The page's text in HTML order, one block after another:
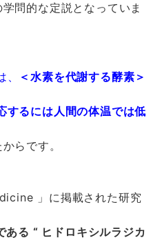
問的な定説となっていま
＜水素を代謝する酵素＞
するには人間の体温では低
らです。
」に掲載された研究
ある “ ヒドロキシルラジカ